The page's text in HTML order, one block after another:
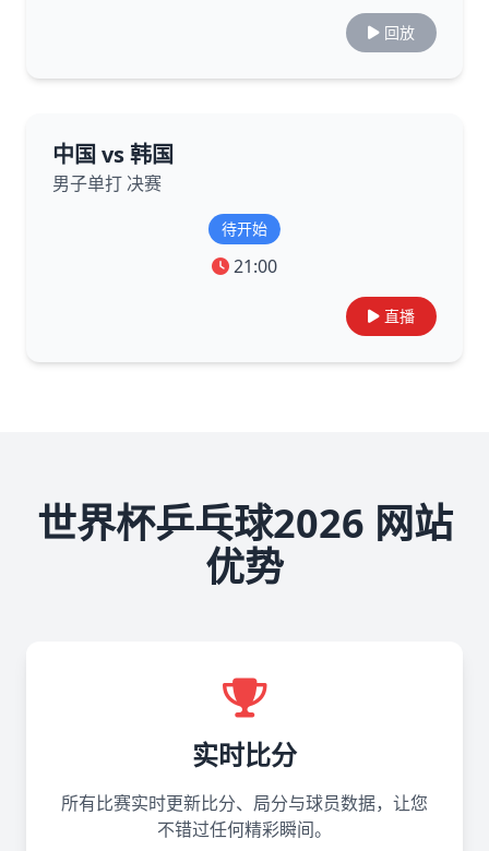
回放
中国 vs 韩国
男子单打 决赛
待开始
21:00
直播
世界杯乒乓球2026 网站
优势
实时比分
所有比赛实时更新比分、局分与球员数据，让您
不错过任何精彩瞬间。